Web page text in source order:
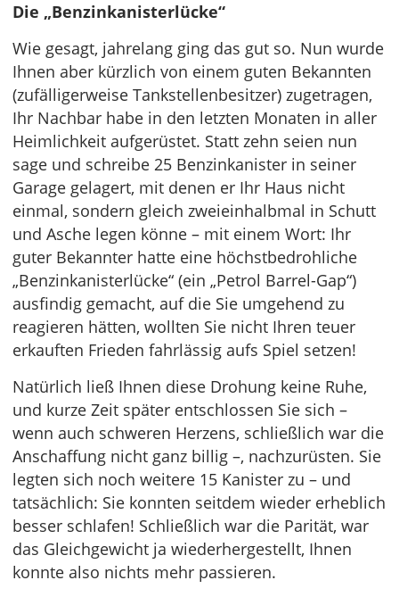
Die „Benzinkanisterlücke“
Wie gesagt, jahrelang ging das gut so. Nun wurde
Ihnen aber kürzlich von einem guten Bekannten
(zufälligerweise Tankstellenbesitzer) zugetragen,
Ihr Nachbar habe in den letzten Monaten in aller
Heimlichkeit aufgerüstet. Statt zehn seien nun
sage und schreibe 25 Benzinkanister in seiner
Garage gelagert, mit denen er Ihr Haus nicht
einmal, sondern gleich zweieinhalbmal in Schutt
und Asche legen könne – mit einem Wort: Ihr
guter Bekannter hatte eine höchstbedrohliche
„Benzinkanisterlücke“ (ein „Petrol Barrel-Gap“)
ausfindig gemacht, auf die Sie umgehend zu
reagieren hätten, wollten Sie nicht Ihren teuer
erkauften Frieden fahrlässig aufs Spiel setzen!
Natürlich ließ Ihnen diese Drohung keine Ruhe,
und kurze Zeit später entschlossen Sie sich –
wenn auch schweren Herzens, schließlich war die
Anschaffung nicht ganz billig –, nachzurüsten. Sie
legten sich noch weitere 15 Kanister zu – und
tatsächlich: Sie konnten seitdem wieder erheblich
besser schlafen! Schließlich war die Parität, war
das Gleichgewicht ja wiederhergestellt, Ihnen
konnte also nichts mehr passieren.